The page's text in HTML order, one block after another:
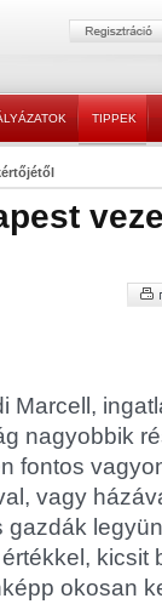
TIPPEK
Marcell,
nagyobbik
fontos
vagy
gazdák
kicsit
okosan